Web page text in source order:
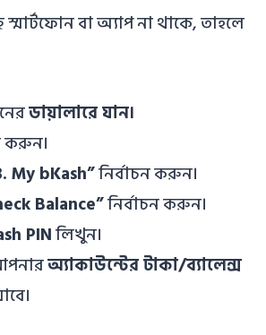
বা অ্যাপ না থাকে, তাহলে
ডায়ালারে যান।
করুন।
My bKash”নির্বাচন করুন।
Balance”নির্বাচন করুন।
PINলিখুন।
অ্যাকাউন্টের টাকা/ব্যালেন্স